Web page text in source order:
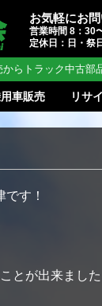
お気軽にお問
営業時間 8：30
定休日：日・祭
らトラック中古
車販売 リサ
す！
とが出来ました